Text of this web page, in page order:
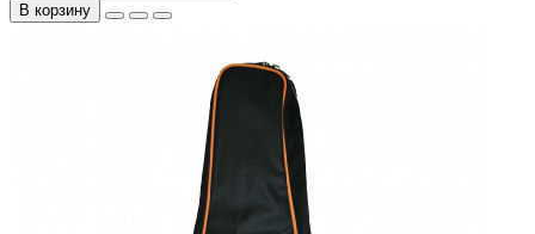
В корзину